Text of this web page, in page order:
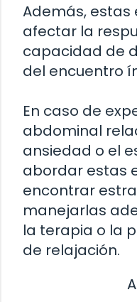
Además, estas
afectar la
capacidad de
del encuentro
En caso de
abdominal
ansiedad o el
abordar estas
encontrar
manejarlas
la terapia o la
de relajación.